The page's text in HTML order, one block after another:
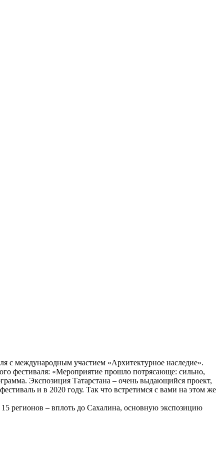
с международным участием «Архитектурное наследие».
фестиваля: «Мероприятие прошло потрясающе: сильно,
Экспозиция Татарстана – очень выдающийся проект,
и в 2020 году. Так что встретимся с вами на этом же
регионов – вплоть до Сахалина, основную экспозицию